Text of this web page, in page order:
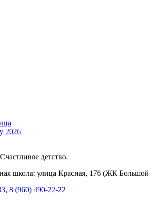
2026
детство.
школа: улица Красная, 176 (ЖК
, 8 (960) 490-22-22